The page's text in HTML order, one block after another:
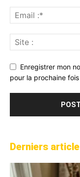
Enregistrer mon
pour la prochaine
Derniers